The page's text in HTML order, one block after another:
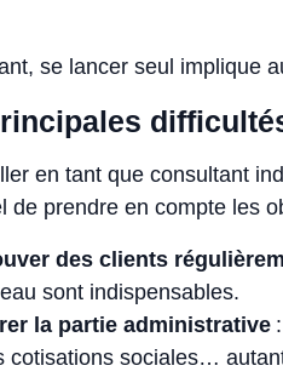
se lancer seul implique
en tant que consultant
de prendre en compte les
des clients
sont indispensables.
la partie administrative:
cotisations sociales…